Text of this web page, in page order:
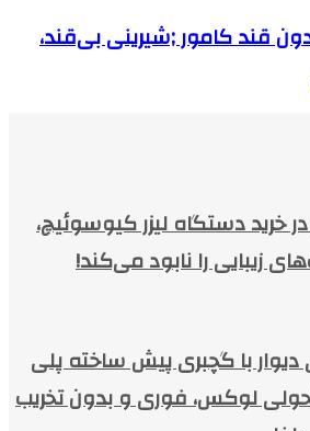
قند کامور ;شیرینی بی‌قند،
در خرید دستگاه لیزر کیوسوئیچ،
زیبایی را نابود می‌کند!
دیوار با گچبری پیش ساخته پلی
تحولی لوکس، فوری و بدون تخریب